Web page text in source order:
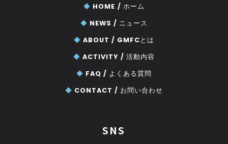
◆ HOME / ホーム
◆ NEWS / ニュース
◆ ABOUT / GMFCとは
◆ ACTIVITY / 活動内容
◆ FAQ / よくある質問
◆ CONTACT / お問い合わせ
SNS